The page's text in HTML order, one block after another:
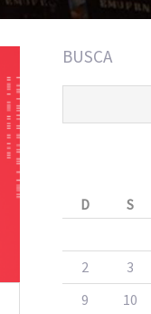
BUSCA
D
S
2
3
9
10